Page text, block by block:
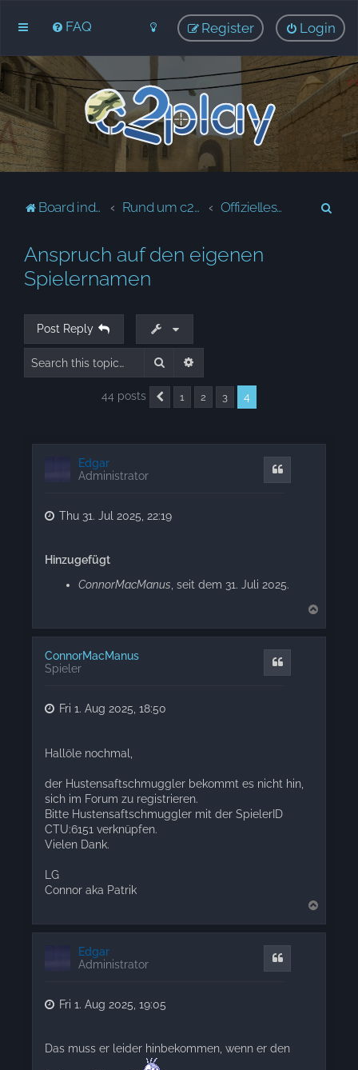
FAQ Login
Register
Board index Rund um c2Play Offizielles ▪ Official
Anspruch auf den eigenen
Spielernamen
Post Reply
Search
44 posts Previous
1 2 3 4
Edgar
Administrator
Thu 31. Jul 2025, 22:19
Hinzugefügt
ConnorMacManus , seit dem 31. Juli 2025.
p
ConnorMacManus
Spieler
Fri 1. Aug 2025, 18:50
Hallöle nochmal,
der Hustensaftschmuggler bekommt es nicht hin,
sich im Forum zu registrieren.
Bitte Hustensaftschmuggler mit der SpielerID
CTU:6151 verknüpfen.
Vielen Dank.
LG
Connor aka Patrik
p
Edgar
Administrator
Fri 1. Aug 2025, 19:05
Das muss er leider hinbekommen, wenn er den